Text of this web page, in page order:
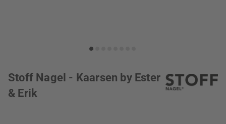
Stoff Nagel - Kaarsen by Ester
& Erik